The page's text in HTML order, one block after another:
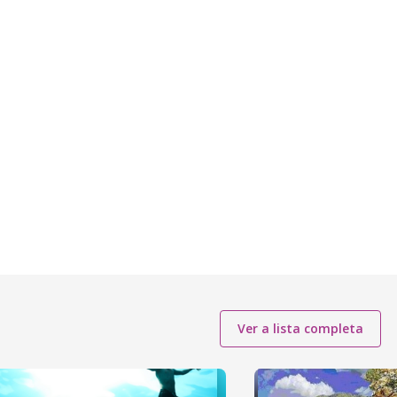
Ver a lista completa